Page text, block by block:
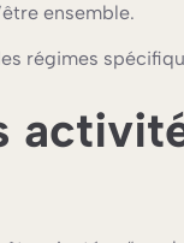
ensemble.
régimes